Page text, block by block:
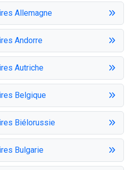
Allemagne
Andorre
Autriche
Belgique
Biélorussie
Bulgarie